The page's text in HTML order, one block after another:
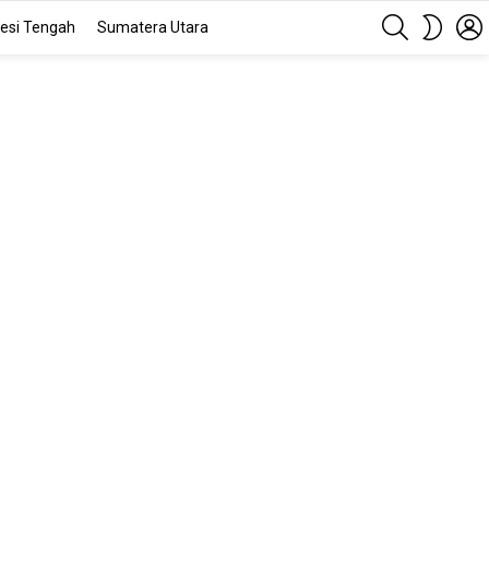
Tengah Sumatera Utara
SEARCH
SKIN